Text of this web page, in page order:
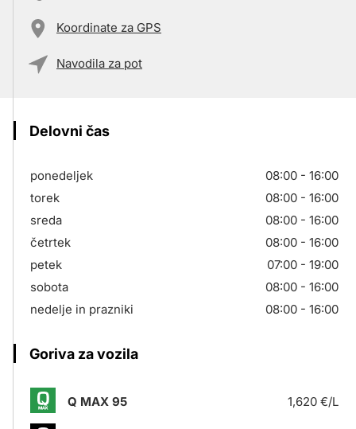
Koordinate za GPS
Navodila za pot
Delovni čas
ponedeljek
08:00 - 16:00
torek
08:00 - 16:00
sreda
08:00 - 16:00
četrtek
08:00 - 16:00
petek
07:00 - 19:00
sobota
08:00 - 16:00
nedelje in prazniki
08:00 - 16:00
Goriva za vozila
Q MAX 95 1,620 €/L